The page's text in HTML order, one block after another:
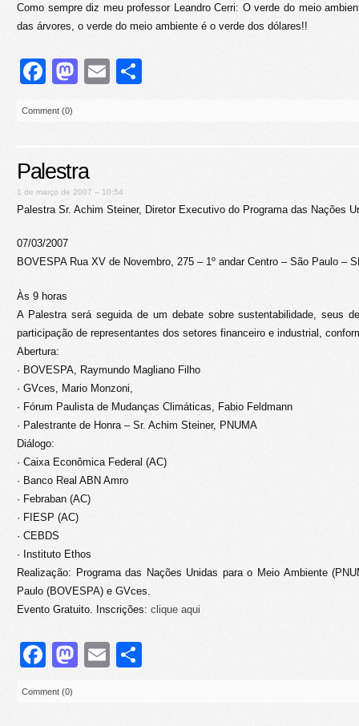
Como sempre diz meu professor Leandro Cerri: O verde do meio
das árvores, o verde do meio ambiente é o verde dos dólares!!
Facebook
Mastodon
Email
Comment (0)
Palestra
1 de março de 2007 – 10:54
Palestra Sr. Achim Steiner, Diretor Executivo do Programa das Nações
07/03/2007
BOVESPA Rua XV de Novembro, 275 – 1º andar Centro – São Paulo –
Às 9 horas
A Palestra será seguida de um debate sobre sustentabilidade, seus
participação de representantes dos setores financeiro e industrial,
Abertura:
· BOVESPA, Raymundo Magliano Filho
· GVces, Mario Monzoni,
· Fórum Paulista de Mudanças Climáticas, Fabio Feldmann
· Palestrante de Honra – Sr. Achim Steiner, PNUMA
Diálogo:
· Caixa Econômica Federal (AC)
· Banco Real ABN Amro
· Febraban (AC)
· FIESP (AC)
· CEBDS
· Instituto Ethos
Realização: Programa das Nações Unidas para o Meio Ambiente
Paulo (BOVESPA) e GVces.
Evento Gratuito. Inscrições: clique aqui
Facebook
Mastodon
Email
Comment (0)